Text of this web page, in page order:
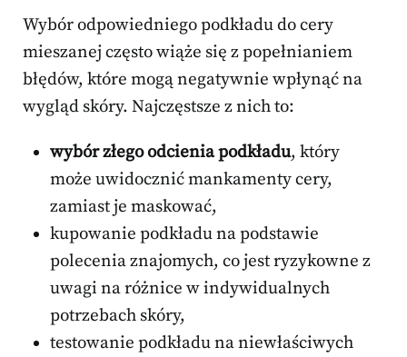
Wybór odpowiedniego podkładu do cery
mieszanej często wiąże się z popełnianiem
błędów, które mogą negatywnie wpłynąć na
wygląd skóry. Najczęstsze z nich to:
wybór złego odcienia podkładu, który
może uwidocznić mankamenty cery,
zamiast je maskować,
kupowanie podkładu na podstawie
polecenia znajomych, co jest ryzykowne z
uwagi na różnice w indywidualnych
potrzebach skóry,
testowanie podkładu na niewłaściwych